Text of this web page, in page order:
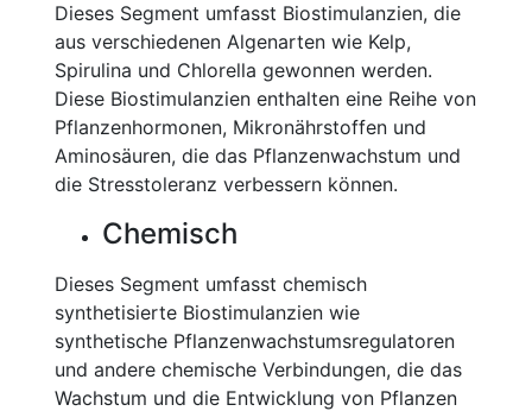
Dieses Segment umfasst Biostimulanzien, die
aus verschiedenen Algenarten wie Kelp,
Spirulina und Chlorella gewonnen werden.
Diese Biostimulanzien enthalten eine Reihe von
Pflanzenhormonen, Mikronährstoffen und
Aminosäuren, die das Pflanzenwachstum und
die Stresstoleranz verbessern können.
Chemisch
Dieses Segment umfasst chemisch
synthetisierte Biostimulanzien wie
synthetische Pflanzenwachstumsregulatoren
und andere chemische Verbindungen, die das
Wachstum und die Entwicklung von Pflanzen